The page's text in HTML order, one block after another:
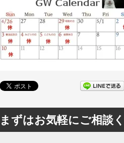
まずはお気軽にご相談